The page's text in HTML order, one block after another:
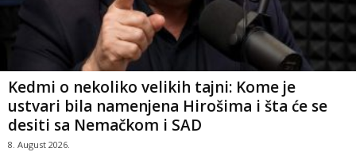
Kedmi o nekoliko velikih tajni: Kome je
ustvari bila namenjena Hirošima i šta će se
desiti sa Nemačkom i SAD
8. August 2026.